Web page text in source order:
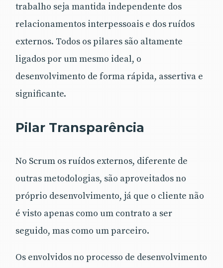
trabalho seja mantida independente dos
relacionamentos interpessoais e dos ruídos
externos. Todos os pilares são altamente
ligados por um mesmo ideal, o
desenvolvimento de forma rápida, assertiva e
significante.
Pilar Transparência
No Scrum os ruídos externos, diferente de
outras metodologias, são aproveitados no
próprio desenvolvimento, já que o cliente não
é visto apenas como um contrato a ser
seguido, mas como um parceiro.
Os envolvidos no processo de desenvolvimento